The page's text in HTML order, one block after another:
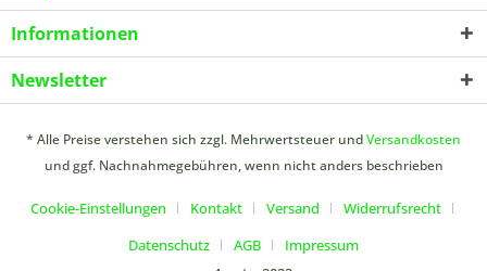
Informationen
Newsletter
* Alle Preise verstehen sich zzgl. Mehrwertsteuer undVersandkosten
und ggf. Nachnahmegebühren, wenn nicht anders beschrieben
Cookie-Einstellungen Kontakt Versand
Widerrufsrecht
Datenschutz
AGB
Impressum